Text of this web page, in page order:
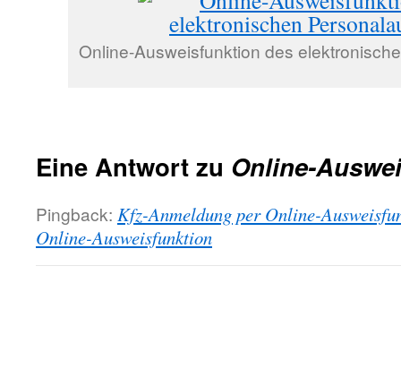
Online-Ausweisfunktion des
Eine Antwort zu Online-
Pingback: Kfz-Anmeldung per Online-
Online-Ausweisfunktion